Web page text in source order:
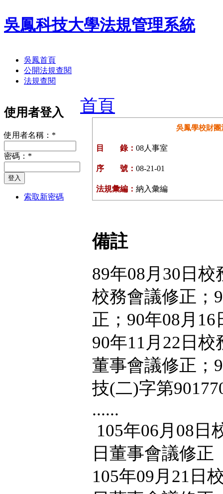
吳鳳科技大學法規管理系統
吳鳳首頁
公開法規查閱
法規查閱
使用者登入
使用者名稱： *
密碼： *
索取新密碼
首頁
吳鳳學校財
目 錄： 08人事室
序 號： 08-21-01
法規彙編： 納入彙編
備註
89年08月30日
校務會議修正；
正；90年08月
90年11月22日
董事會議修正；
技(二)字第
......
105年06月08日
日董事會議修正
105年09月21日